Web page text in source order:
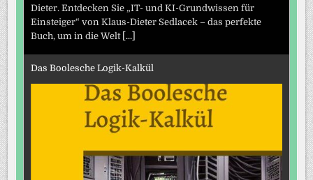
Dieter. Entdecken Sie „IT- und KI-Grundwissen für
Einsteiger“ von Klaus-Dieter Sedlacek – das perfekte
Buch, um in die Welt [...]
Das Boolesche Logik-Kalkül